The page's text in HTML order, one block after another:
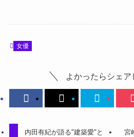
女優
よかったらシェア
内田有紀が語る"建築愛"と
宮